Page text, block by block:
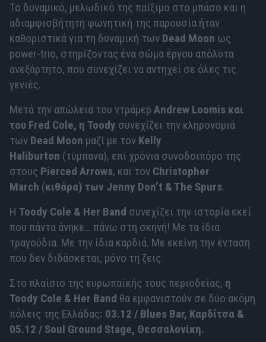
Το δυναμικό, μελωδικό της παίξιμο στο μπάσο και η
αδιαμφισβήτητη φωνητική της παρουσία ήταν
καθοριστικά για τη δυναμική των Dead Moon ως
power-trio, στηρίζοντας ένα σώμα έργου απόλυτα
ανεξάρτητο, που συνεχίζει να αντηχεί σε όλες τις
γενιές.
Μετά την απώλεια του ντράμερ Andrew Loomis και
του Fred Cole, η Toody συνεχίζει την κληρονομιά
των Dead Moon μαζί με τον Kelly
Haliburton (τύμπανα), επί χρόνια συνοδοιπόρο της
στους Pierced Arrows, και τον Christopher
March (κιθάρα) των Jenny Don’t & The Spurs.
Η Toody Cole & Her Band συνεχίζει την ιστορία εκεί
που πάντα άνηκε… πάνω στη σκηνή! Με τα ίδια
τραγούδια. Με την ίδια καρδιά. Με εκείνη την ένταση
που δεν διδάσκεται, μόνο τη ζεις.
Στο πλαίσιο της ευρωπαϊκής τους περιοδείας, η
Toody Cole & Her Band θα εμφανιστούν σε δύο ακόμη
πόλεις της Ελλάδας: 03.12 / Blues Bar, Καρδίτσα &
05.12 / Soul Ground Stage, Θεσσαλονίκη.